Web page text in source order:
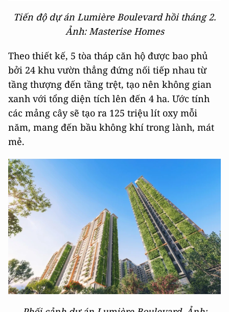
Tiến độ dự án Lumière Boulevard hồi tháng 2.
Ảnh: Masterise Homes
Theo thiết kế, 5 tòa tháp căn hộ được bao phủ
bởi 24 khu vườn thẳng đứng nối tiếp nhau từ
tầng thượng đến tầng trệt, tạo nên không gian
xanh với tổng diện tích lên đến 4 ha. Ước tính
các mảng cây sẽ tạo ra 125 triệu lít oxy mỗi
năm, mang đến bầu không khí trong lành, mát
mẻ.